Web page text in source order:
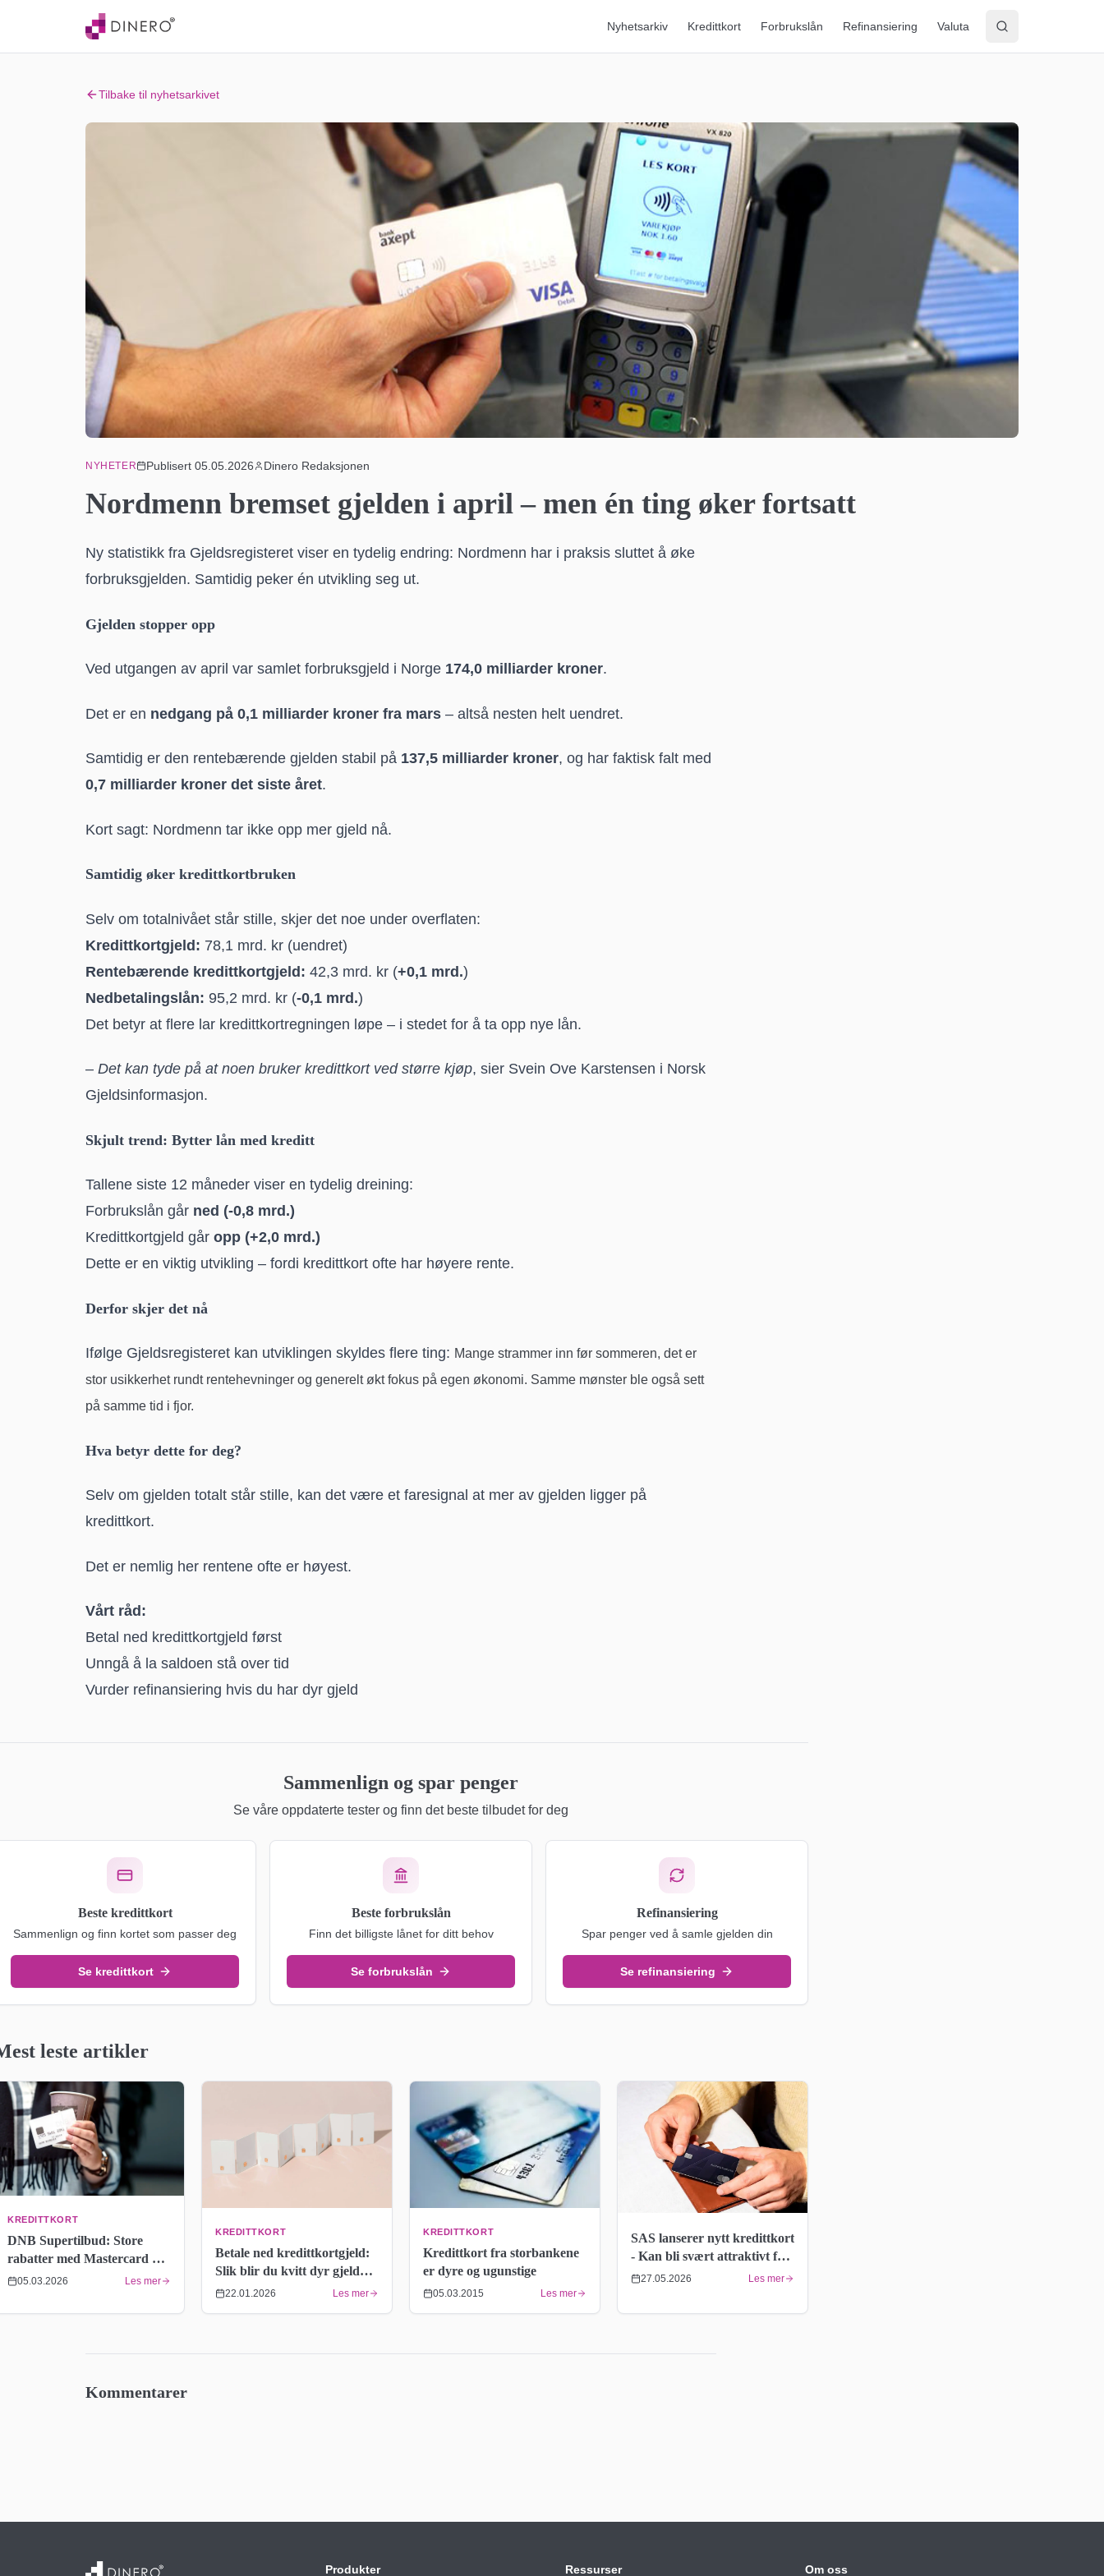
Nyhetsarkiv Kredittkort Forbrukslån Refinansiering Valuta
Tilbake til nyhetsarkivet
NYHETER Publisert05.05.2026 Dinero Redaksjonen
Nordmenn bremset gjelden i april – men én ting øker fortsatt
Ny statistikk fra Gjeldsregisteret viser en tydelig endring: Nordmenn har i praksis sluttet å øke
forbruksgjelden. Samtidig peker én utvikling seg ut.
Gjelden stopper opp
Ved utgangen av april var samlet forbruksgjeld i Norge 174,0 milliarder kroner.
Det er en nedgang på 0,1 milliarder kroner fra mars – altså nesten helt uendret.
Samtidig er den rentebærende gjelden stabil på 137,5 milliarder kroner, og har faktisk falt med
0,7 milliarder kroner det siste året.
Kort sagt: Nordmenn tar ikke opp mer gjeld nå.
Samtidig øker kredittkortbruken
Selv om totalnivået står stille, skjer det noe under overflaten:
Kredittkortgjeld: 78,1 mrd. kr (uendret)
Rentebærende kredittkortgjeld: 42,3 mrd. kr (+0,1 mrd.)
Nedbetalingslån: 95,2 mrd. kr (-0,1 mrd.)
Det betyr at flere lar kredittkortregningen løpe – i stedet for å ta opp nye lån.
– Det kan tyde på at noen bruker kredittkort ved større kjøp, sier Svein Ove Karstensen i Norsk
Gjeldsinformasjon.
Skjult trend: Bytter lån med kreditt
Tallene siste 12 måneder viser en tydelig dreining:
Forbrukslån går ned (-0,8 mrd.)
Kredittkortgjeld går opp (+2,0 mrd.)
Dette er en viktig utvikling – fordi kredittkort ofte har høyere rente.
Derfor skjer det nå
Ifølge Gjeldsregisteret kan utviklingen skyldes flere ting: Mange strammer inn før sommeren, det er
stor usikkerhet rundt rentehevninger og generelt økt fokus på egen økonomi. Samme mønster ble også sett
på samme tid i fjor.
Hva betyr dette for deg?
Selv om gjelden totalt står stille, kan det være et faresignal at mer av gjelden ligger på
kredittkort.
Det er nemlig her rentene ofte er høyest.
Vårt råd:
Betal ned kredittkortgjeld først
Unngå å la saldoen stå over tid
Vurder refinansiering hvis du har dyr gjeld
Sammenlign og spar penger
Se våre oppdaterte tester og finn det beste tilbudet for deg
Beste kredittkort
Sammenlign og finn kortet som passer deg
Se kredittkort
Beste forbrukslån
Finn det billigste lånet for ditt behov
Se forbrukslån
Refinansiering
Spar penger ved å samle gjelden din
Se refinansiering
leste artikler
KREDITTKORT
DNB Supertilbud: Store
rabatter med Mastercard –
Full historikk 2015–2026
05.03.2026 Les mer
KREDITTKORT
Betale ned kredittkortgjeld:
Slik blir du kvitt dyr gjeld
raskere
22.01.2026 Les mer
KREDITTKORT
Kredittkort fra storbankene
er dyre og ugunstige
05.03.2015 Les mer
SAS lanserer nytt kredittkort
- Kan bli svært attraktivt for
bedrifter
27.05.2026 Les mer
Kommentarer
Produkter Ressurser Om oss